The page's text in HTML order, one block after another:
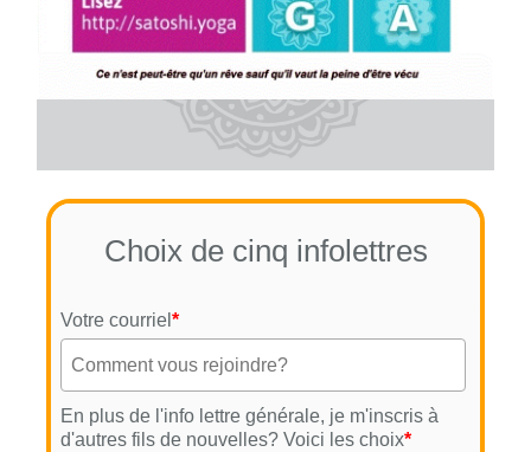
Choix de cinq infolettres
Votre courriel *
En plus de l'info lettre générale, je m'inscris à
d'autres fils de nouvelles? Voici les choix*